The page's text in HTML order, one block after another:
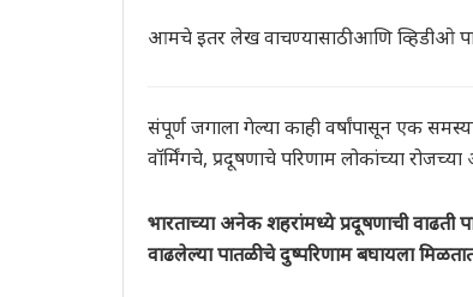
आमचे इतर लेख वाचण्यासाठी आणि व्हिडीओ
संपूर्ण जगाला गेल्या काही वर्षांपासून एक
वॉर्मिंगचे, प्रदूषणाचे परिणाम लोकांच्या
भारताच्या अनेक शहरांमध्ये प्रदूषणाची वाढती
वाढलेल्या पातळीचे दुष्परिणाम बघायला